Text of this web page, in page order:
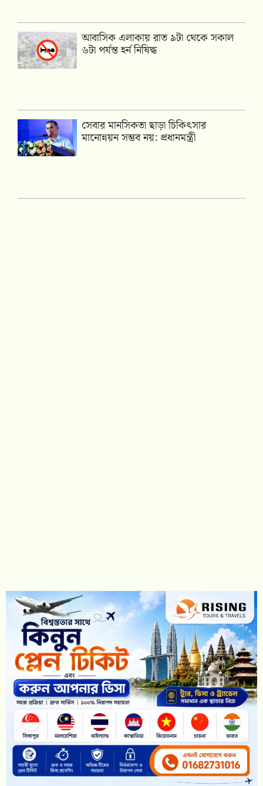
আবাসিক এলাকায় রাত ৯টা থেকে সকাল
৬টা পর্যন্ত হর্ন নিষিদ্ধ
সেবার মানসিকতা ছাড়া চিকিৎসার
মানোন্নয়ন সম্ভব নয়: প্রধানমন্ত্রী